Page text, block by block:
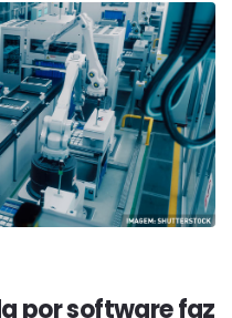
por software faz